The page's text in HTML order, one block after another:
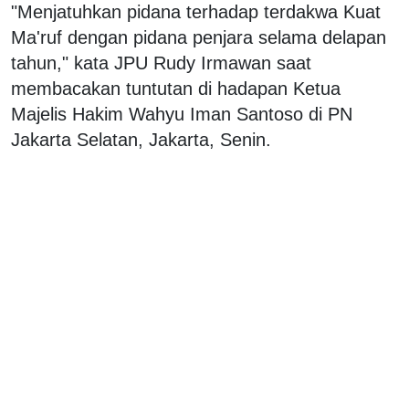
"Menjatuhkan pidana terhadap terdakwa Kuat
Ma'ruf dengan pidana penjara selama delapan
tahun," kata JPU Rudy Irmawan saat
membacakan tuntutan di hadapan Ketua
Majelis Hakim Wahyu Iman Santoso di PN
Jakarta Selatan, Jakarta, Senin.